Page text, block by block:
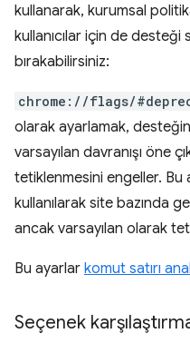
kullanarak, kurumsal
kullanıcılar için de desteği
bırakabilirsiniz:
chrome://flags/
olarak ayarlamak, desteğin
varsayılan davranışı öne
tetiklenmesini engeller. Bu
kullanılarak site bazında
ancak varsayılan olarak
Bu ayarlar komut satırı
Seçenek